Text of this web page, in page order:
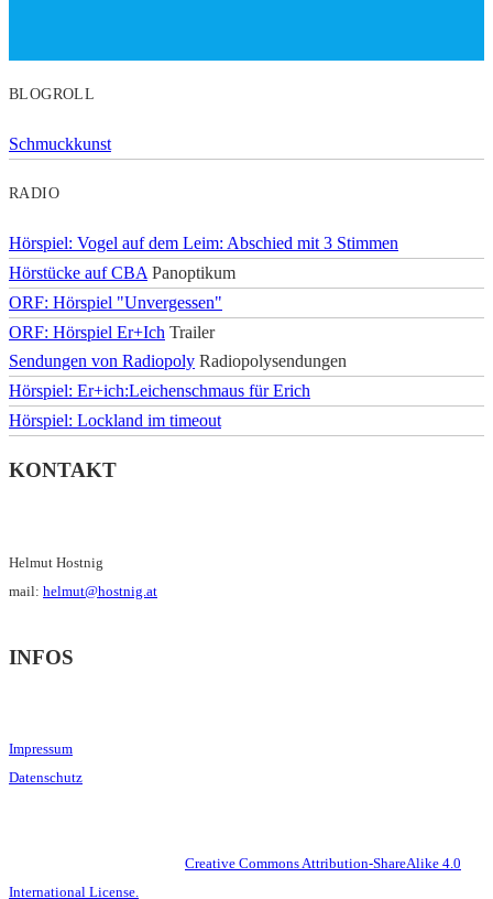
BLOGROLL
Schmuckkunst
RADIO
Hörspiel: Vogel auf dem Leim: Abschied mit 3 Stimmen
Hörstücke auf CBA Panoptikum
ORF: Hörspiel "Unvergessen"
ORF: Hörspiel Er+Ich Trailer
Sendungen von Radiopoly Radiopolysendungen
Hörspiel: Er+ich:Leichenschmaus für Erich
Hörspiel: Lockland im timeout
KONTAKT
Helmut Hostnig
mail: helmut@hostnig.at
INFOS
Impressum
Datenschutz
Creative Commons Attribution-ShareAlike 4.0
International License.